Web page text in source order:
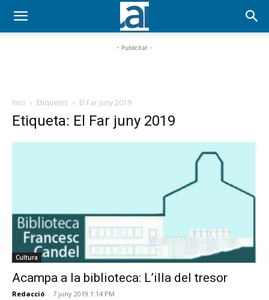
- Publicitat -
Inici Etiquetes El Far juny 2019
Etiqueta: El Far juny 2019
Cultura
Acampa a la biblioteca: L’illa del tresor
Redacció - 7 juny 2019 1:14 PM